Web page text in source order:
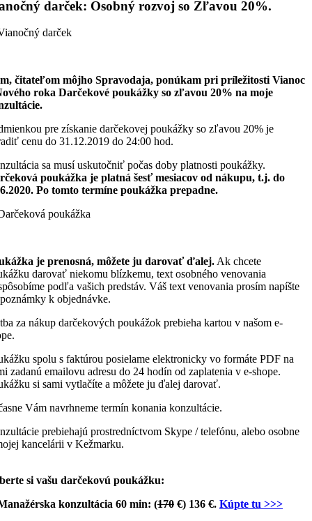
darček: Osobný rozvoj so Zľavou 20%.
čitateľom môjho Spravodaja, ponúkam pri príležitosti Vianoc
roka Darčekové poukážky so zľavou 20% na moje
pre získanie darčekovej poukážky so zľavou 20% je
cenu do 31.12.2019 do 24:00 hod.
sa musí uskutočniť počas doby platnosti poukážky.
poukážka je platná šesť mesiacov od nákupu, t.j. do
Po tomto termíne poukážka prepadne.
je prenosná, môžete ju darovať ďalej.Ak chcete
darovať niekomu blízkemu, text osobného venovania
podľa vašich predstáv. Váš text venovania prosím napíšte
k objednávke.
za nákup darčekových poukážok prebieha kartou v našom e-
spolu s faktúrou posielame elektronicky vo formáte PDF na
zadanú emailovu adresu do 24 hodín od zaplatenia v e-shope.
si sami vytlačíte a môžete ju ďalej darovať.
Vám navrhneme termín konania konzultácie.
prebiehajú prostredníctvom Skype / telefónu, alebo osobne
kancelárii v Kežmarku.
si vašu darčekovú poukážku:
konzultácia 60 min: (170 €) 136 €. Kúpte tu >>>